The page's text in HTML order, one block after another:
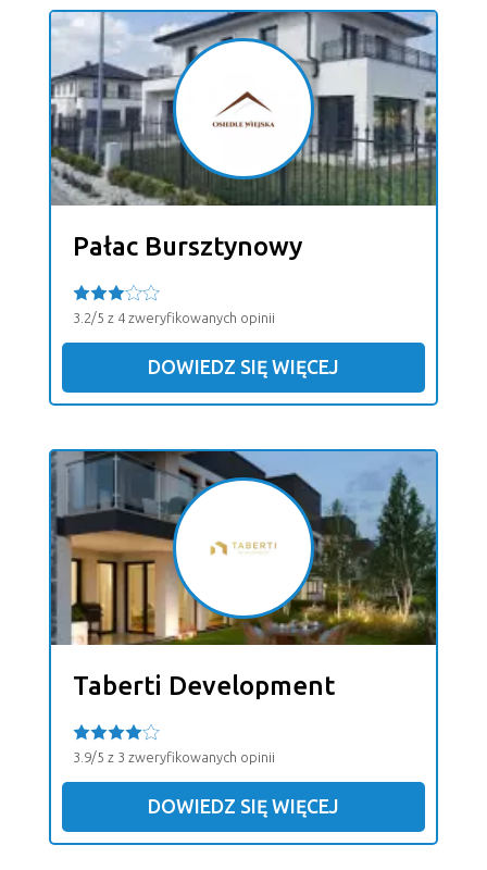
Pałac Bursztynowy
3.2/5 z 4 zweryfikowanych opinii
DOWIEDZ SIĘ WIĘCEJ
Taberti Development
3.9/5 z 3 zweryfikowanych opinii
DOWIEDZ SIĘ WIĘCEJ